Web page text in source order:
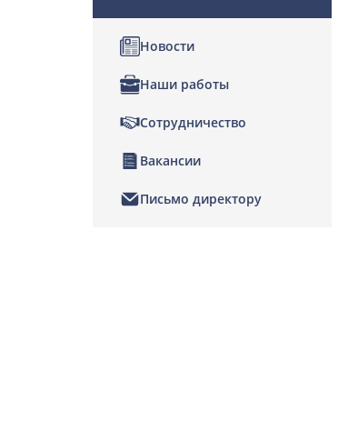
Новости
Наши работы
Сотрудничество
Вакансии
Письмо директору